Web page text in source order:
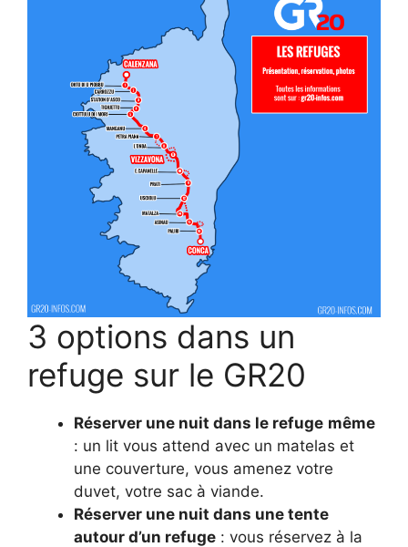
3 options dans un
refuge sur le GR20
Réserver une nuit dans le refuge même
: un lit vous attend avec un matelas et
une couverture, vous amenez votre
duvet, votre sac à viande.
Réserver une nuit dans une tente
autour d’un refuge : vous réservez à la